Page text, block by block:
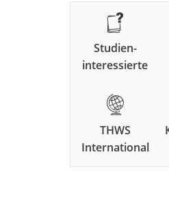
Studien-
interessierte
THWS
International